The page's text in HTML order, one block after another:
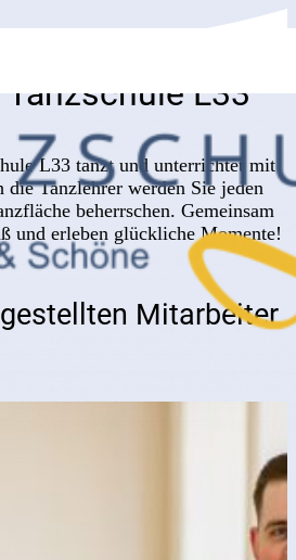
L33
L33 tanzt und unterrichtet mit
Tanzlehrer werden Sie jeden
beherrschen. Gemeinsam
und erleben glückliche Momente!
Mitarbeiter